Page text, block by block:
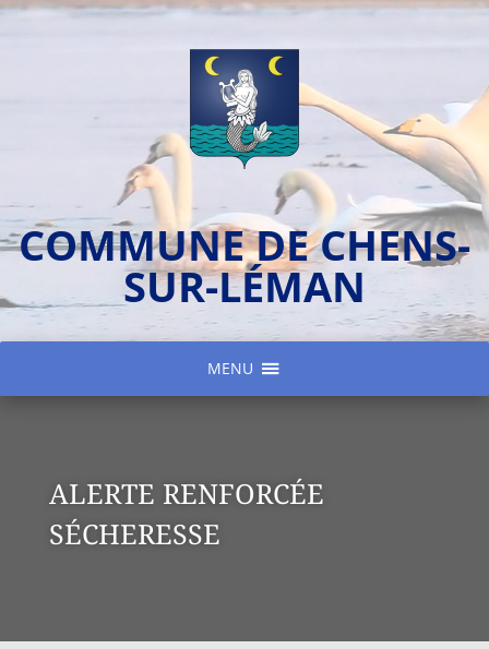
COMMUNE DE CHENS-
SUR-LÉMAN
MENU
ALERTE RENFORCÉE
SÉCHERESSE